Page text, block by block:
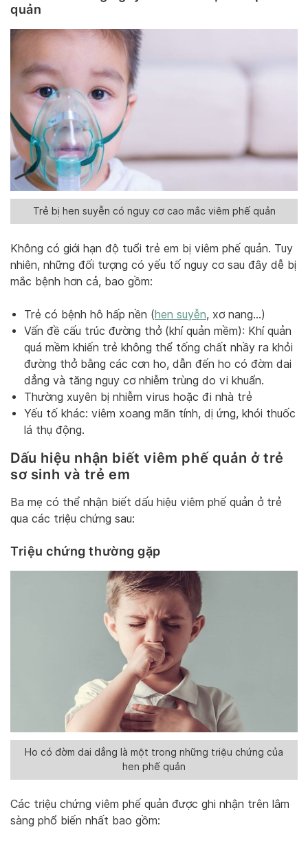
quản
Trẻ bị hen suyễn có nguy cơ cao mắc viêm phế quản
Không có giới hạn độ tuổi trẻ em bị viêm phế quản. Tuy
nhiên, những đối tượng có yếu tố nguy cơ sau đây dễ bị
mắc bệnh hơn cả, bao gồm:
Trẻ có bệnh hô hấp nền (hen suyễn, xơ nang…)
Vấn đề cấu trúc đường thở (khí quản mềm): Khí quản
quá mềm khiến trẻ không thể tống chất nhầy ra khỏi
đường thở bằng các cơn ho, dẫn đến ho có đờm dai
dẳng và tăng nguy cơ nhiễm trùng do vi khuẩn.
Thường xuyên bị nhiễm virus hoặc đi nhà trẻ
Yếu tố khác: viêm xoang mãn tính, dị ứng, khói thuốc
lá thụ động.
Dấu hiệu nhận biết viêm phế quản ở trẻ
sơ sinh và trẻ em
Ba mẹ có thể nhận biết dấu hiệu viêm phế quản ở trẻ
qua các triệu chứng sau:
Triệu chứng thường gặp
Ho có đờm dai dẳng là một trong những triệu chứng của
hen phế quản
Các triệu chứng viêm phế quản được ghi nhận trên lâm
sàng phổ biến nhất bao gồm: